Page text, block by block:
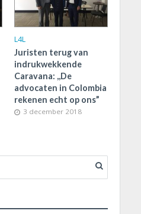
L4L
Juristen terug van
indrukwekkende
Caravana: ,,De
advocaten in Colombia
rekenen echt op ons”
3 december 2018